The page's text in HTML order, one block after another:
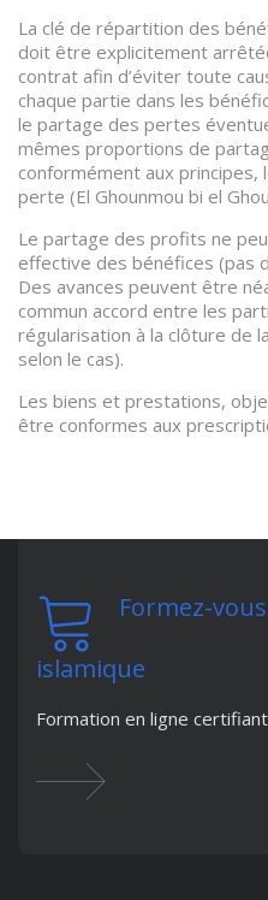
La clé de répartition des
doit être explicitement
contrat afin d’éviter toute
chaque partie dans les
le partage des pertes
mêmes proportions de
conformément aux principes,
perte (El Ghounmou bi el
Le partage des profits ne
effective des bénéfices (pas
Des avances peuvent être
commun accord entre les
régularisation à la clôture de
selon le cas).
Les biens et prestations,
être conformes aux
Formez-
islamique
Formation en ligne